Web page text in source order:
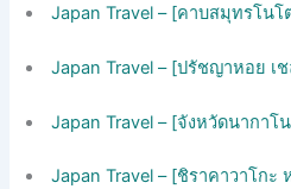
Japan Travel – [คาบสมุทรโน
Japan Travel – [ปรัชญาหอย
Japan Travel – [จังหวัดนากาโ
Japan Travel – [ชิราคาวาโก